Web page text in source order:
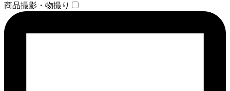
商品撮影・物撮り